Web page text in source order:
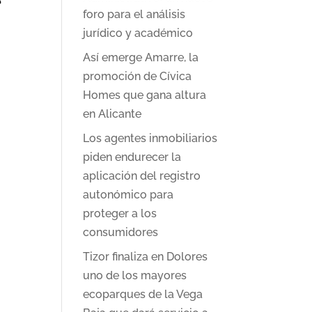
foro para el análisis
jurídico y académico
Así emerge Amarre, la
promoción de Cívica
Homes que gana altura
en Alicante
Los agentes inmobiliarios
piden endurecer la
aplicación del registro
autonómico para
proteger a los
consumidores
Tizor finaliza en Dolores
uno de los mayores
ecoparques de la Vega